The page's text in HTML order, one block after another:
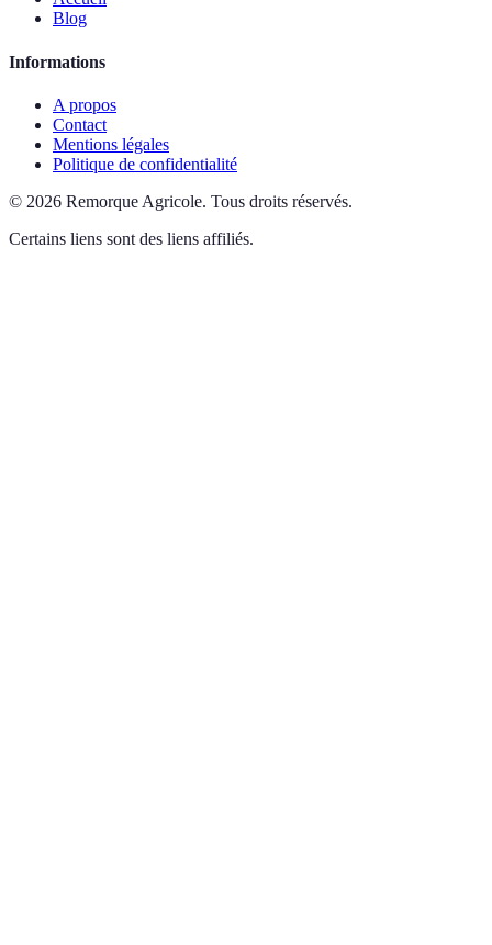
Blog
Informations
A propos
Contact
Mentions légales
Politique de confidentialité
© 2026 Remorque Agricole. Tous droits réservés.
Certains liens sont des liens affiliés.